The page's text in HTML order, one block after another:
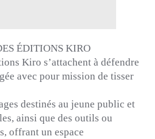
ÉDITIONS KIRO
Kiro s’attachent à défendre
avec pour mission de tisser
destinés au jeune public et
ainsi que des outils ou
offrant un espace